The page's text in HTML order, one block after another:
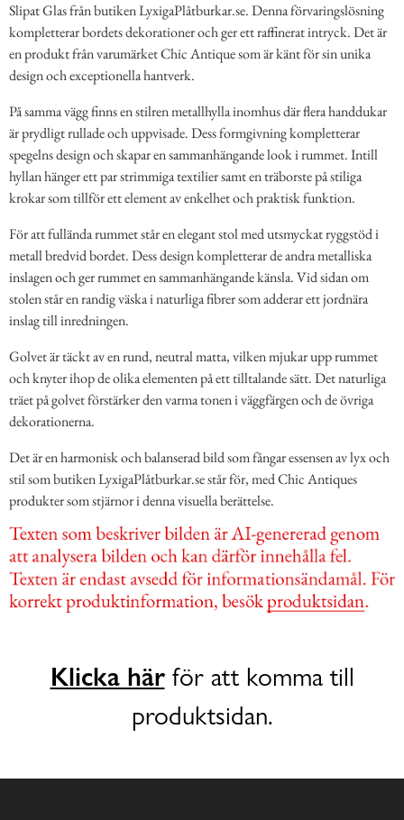
Slipat Glas från butiken LyxigaPlåtburkar.se. Denna förvaringslösning
kompletterar bordets dekorationer och ger ett raffinerat intryck. Det är
en produkt från varumärket Chic Antique som är känt för sin unika
design och exceptionella hantverk.
På samma vägg finns en stilren metallhylla inomhus där flera handdukar
är prydligt rullade och uppvisade. Dess formgivning kompletterar
spegelns design och skapar en sammanhängande look i rummet. Intill
hyllan hänger ett par strimmiga textilier samt en träborste på stiliga
krokar som tillför ett element av enkelhet och praktisk funktion.
För att fullända rummet står en elegant stol med utsmyckat ryggstöd i
metall bredvid bordet. Dess design kompletterar de andra metalliska
inslagen och ger rummet en sammanhängande känsla. Vid sidan om
stolen står en randig väska i naturliga fibrer som adderar ett jordnära
inslag till inredningen.
Golvet är täckt av en rund, neutral matta, vilken mjukar upp rummet
och knyter ihop de olika elementen på ett tilltalande sätt. Det naturliga
träet på golvet förstärker den varma tonen i väggfärgen och de övriga
dekorationerna.
Det är en harmonisk och balanserad bild som fångar essensen av lyx och
stil som butiken LyxigaPlåtburkar.se står för, med Chic Antiques
produkter som stjärnor i denna visuella berättelse.
Klicka härför att komma till
produktsidan.